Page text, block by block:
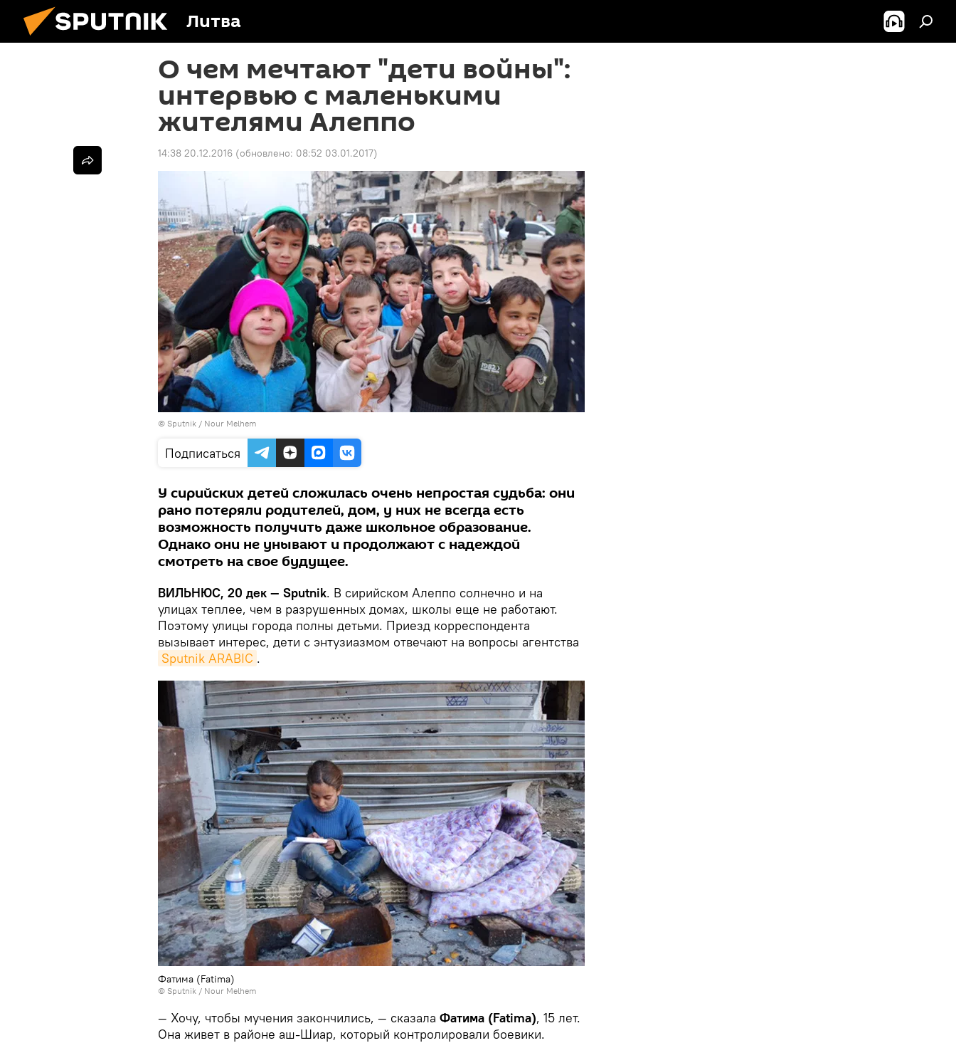
Литва
О чем мечтают "дети войны":
интервью с маленькими
жителями Алеппо
14:38 20.12.2016 (обновлено: 08:52 03.01.2017)
© Sputnik / Nour Melhem
Подписаться
У сирийских детей сложилась очень непростая судьба: они
рано потеряли родителей, дом, у них не всегда есть
возможность получить даже школьное образование.
Однако они не унывают и продолжают с надеждой
смотреть на свое будущее.
ВИЛЬНЮС, 20 дек — Sputnik. В сирийском Алеппо солнечно и на
улицах теплее, чем в разрушенных домах, школы еще не работают.
Поэтому улицы города полны детьми. Приезд корреспондента
вызывает интерес, дети с энтузиазмом отвечают на вопросы агентства
Sputnik ARABIC .
Фатима (Fatima)
© Sputnik / Nour Melhem
— Хочу, чтобы мучения закончились, — сказала Фатима (Fatima), 15 лет.
Она живет в районе аш-Шиар, который контролировали боевики.